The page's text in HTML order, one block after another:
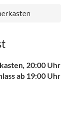
20:00 Uhr
ab 19:00 Uhr